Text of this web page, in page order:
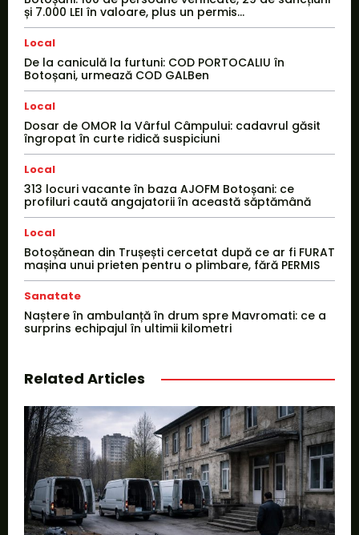
și 7.000 LEI în valoare, plus un permis...
Local
De la caniculă la furtuni: COD PORTOCALIU în
Botoșani, urmează COD GALBen
Local
Dosar de OMOR la Vârful Câmpului: cadavrul găsit
îngropat în curte ridică suspiciuni
Local
313 locuri vacante în baza AJOFM Botoșani: ce
profiluri caută angajatorii în această săptămână
Local
Botoșănean din Trușești cercetat după ce ar fi FURAT
mașina unui prieten pentru o plimbare, fără PERMIS
Sanatate
Naștere în ambulanță în drum spre Mavromati: ce a
surprins echipajul în ultimii kilometri
Related Articles